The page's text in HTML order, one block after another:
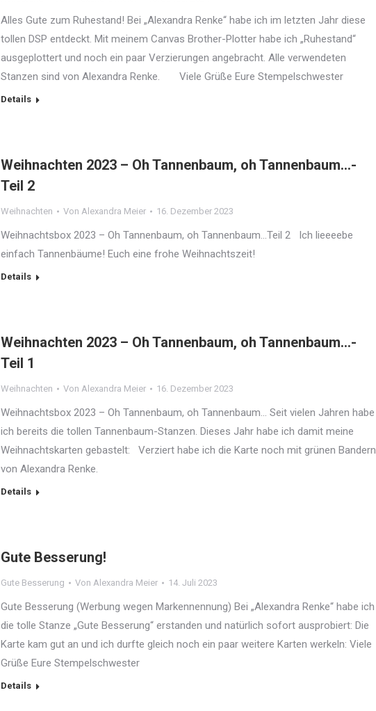
Alles Gute zum Ruhestand! Bei „Alexandra Renke“ habe ich im letzten Jahr diese
tollen DSP entdeckt. Mit meinem Canvas Brother-Plotter habe ich „Ruhestand“
ausgeplottert und noch ein paar Verzierungen angebracht. Alle verwendeten
Stanzen sind von Alexandra Renke. Viele Grüße Eure Stempelschwester
Details
Weihnachten 2023 – Oh Tannenbaum, oh Tannenbaum…-
Teil 2
Weihnachten Von Alexandra Meier 16. Dezember 2023
Weihnachtsbox 2023 – Oh Tannenbaum, oh Tannenbaum…Teil 2 Ich lieeeebe
einfach Tannenbäume! Euch eine frohe Weihnachtszeit!
Details
Weihnachten 2023 – Oh Tannenbaum, oh Tannenbaum…-
Teil 1
Weihnachten Von Alexandra Meier 16. Dezember 2023
Weihnachtsbox 2023 – Oh Tannenbaum, oh Tannenbaum… Seit vielen Jahren habe
ich bereits die tollen Tannenbaum-Stanzen. Dieses Jahr habe ich damit meine
Weihnachtskarten gebastelt: Verziert habe ich die Karte noch mit grünen Bandern
von Alexandra Renke.
Details
Gute Besserung!
Gute Besserung Von Alexandra Meier 14. Juli 2023
Gute Besserung (Werbung wegen Markennennung) Bei „Alexandra Renke“ habe ich
die tolle Stanze „Gute Besserung“ erstanden und natürlich sofort ausprobiert: Die
Karte kam gut an und ich durfte gleich noch ein paar weitere Karten werkeln: Viele
Grüße Eure Stempelschwester
Details